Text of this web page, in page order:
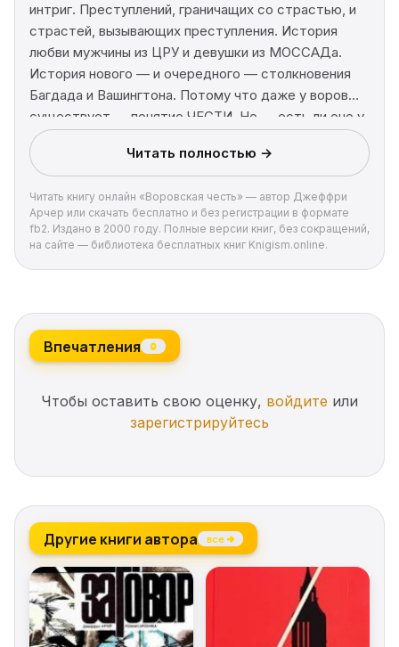
интриг. Преступлений, граничащих со страстью, и
страстей, вызывающих преступления. История
любви мужчины из ЦРУ и девушки из МОССАДа.
История нового — и очередного — столкновения
Багдада и Вашингтона. Потому что даже у воров
существует — понятие ЧЕСТИ. Но — есть ли оно у
политиков, разменивающих, во имя «высоких»
целей, и честь, и любовь, и секс, и даже истину?…
Читать полностью →
Читать книгу онлайн «Воровская честь» — автор Джеффри
Арчер или скачать бесплатно и без регистрации в формате
fb2. Издано в 2000 году. Полные версии книг, без сокращений,
на сайте — библиотека бесплатных книг Knigism.online.
Впечатления 0
Чтобы оставить свою оценку, войдите или
зарегистрируйтесь
Другие книги автора все →